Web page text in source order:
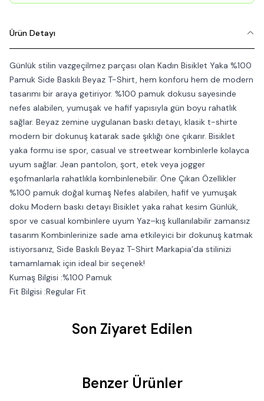
Ürün Detayı
Günlük stilin vazgeçilmez parçası olan Kadın Bisiklet Yaka %100
Pamuk Side Baskılı Beyaz T-Shirt, hem konforu hem de modern
tasarımı bir araya getiriyor. %100 pamuk dokusu sayesinde
nefes alabilen, yumuşak ve hafif yapısıyla gün boyu rahatlık
sağlar. Beyaz zemine uygulanan baskı detayı, klasik t-shirte
modern bir dokunuş katarak sade şıklığı öne çıkarır. Bisiklet
yaka formu ise spor, casual ve streetwear kombinlerle kolayca
uyum sağlar. Jean pantolon, şort, etek veya jogger
eşofmanlarla rahatlıkla kombinlenebilir. Öne Çıkan Özellikler
%100 pamuk doğal kumaş Nefes alabilen, hafif ve yumuşak
doku Modern baskı detayı Bisiklet yaka rahat kesim Günlük,
spor ve casual kombinlere uyum Yaz–kış kullanılabilir zamansız
tasarım Kombinlerinize sade ama etkileyici bir dokunuş katmak
istiyorsanız, Side Baskılı Beyaz T-Shirt Markapia’da stilinizi
tamamlamak için ideal bir seçenek!
Kumaş Bilgisi :%100 Pamuk
Fit Bilgisi :Regular Fit
Son Ziyaret Edilen
Benzer Ürünler